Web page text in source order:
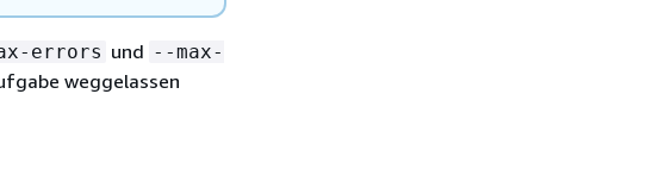
errors und --max-
weggelassen